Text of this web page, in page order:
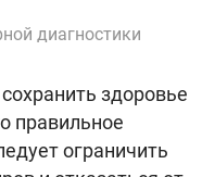
диагностики
здоровье
правильное
ограничить